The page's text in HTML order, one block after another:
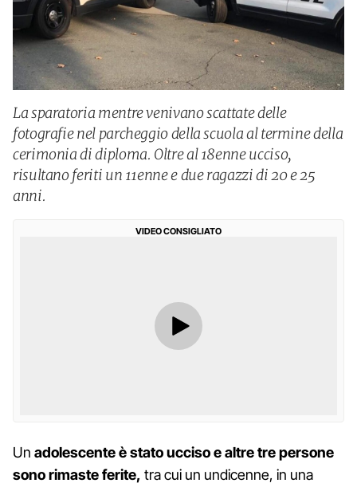
La sparatoria mentre venivano scattate delle
fotografie nel parcheggio della scuola al termine della
cerimonia di diploma. Oltre al 18enne ucciso,
risultano feriti un 11enne e due ragazzi di 20 e 25
anni.
VIDEO CONSIGLIATO
Un adolescente è stato ucciso e altre tre persone
sono rimaste ferite, tra cui un undicenne, in una